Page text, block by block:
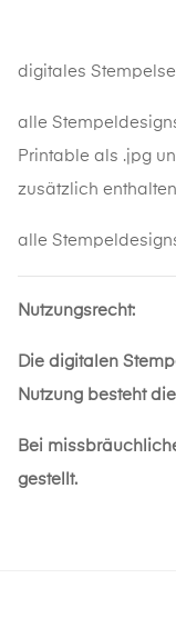
digitales
alle
Printable als .jpg
zusätzlich
alle
Nutzungsrecht:
Die digitalen
Nutzung besteht
Bei
gestellt.